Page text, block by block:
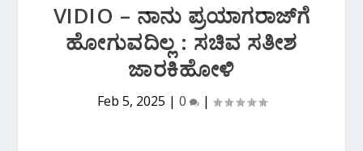
VIDIO – ನಾನು ಪ್ರಯಾಗರಾಜ್‌ಗೆ
ಹೋಗುವದಿಲ್ಲ : ಸಚಿವ ಸತೀಶ
ಜಾರಕಿಹೋಳಿ
Feb 5, 2025 | 0 |